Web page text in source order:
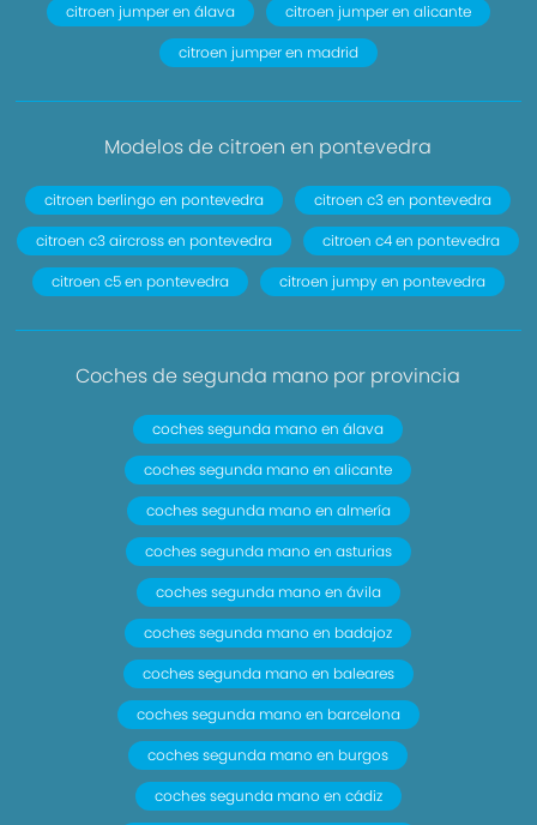
citroen jumper en álava
citroen jumper en alicante
citroen jumper en madrid
Modelos de citroen en pontevedra
citroen berlingo en pontevedra
citroen c3 en pontevedra
citroen c3 aircross en pontevedra
citroen c4 en pontevedra
citroen c5 en pontevedra
citroen jumpy en pontevedra
Coches de segunda mano por provincia
coches segunda mano en álava
coches segunda mano en alicante
coches segunda mano en almería
coches segunda mano en asturias
coches segunda mano en ávila
coches segunda mano en badajoz
coches segunda mano en baleares
coches segunda mano en barcelona
coches segunda mano en burgos
coches segunda mano en cádiz